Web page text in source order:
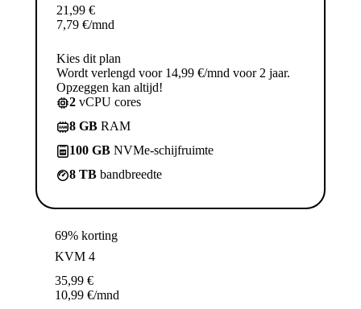
21,99 €
7,79 €/mnd
Kies dit plan
Wordt verlengd voor 14,99 €/mnd voor 2 jaar.
Opzeggen kan altijd!
2 vCPU cores
8 GB RAM
100 GB NVMe-schijfruimte
8 TB bandbreedte
69% korting
KVM 4
35,99 €
10,99 €/mnd